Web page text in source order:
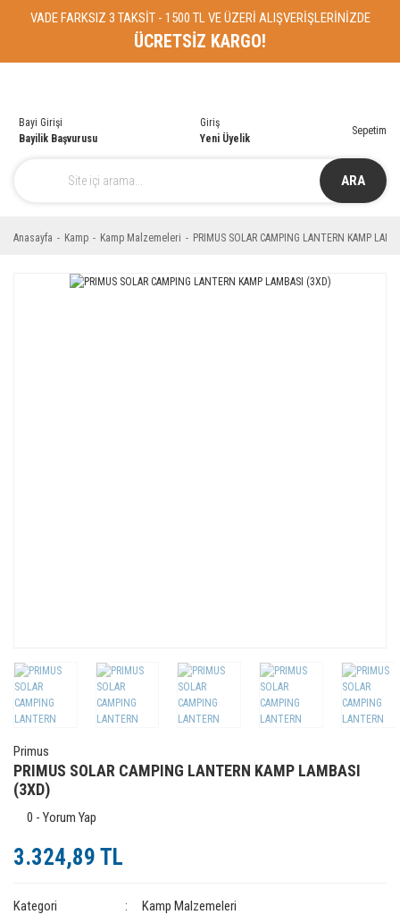
VADE FARKSIZ 3 TAKSİT - 1500 TL VE ÜZERİ ALIŞVERİŞLERİNİZDE
ÜCRETSİZ KARGO!
ARA
Bayi Girişi
Bayilik Başvurusu
Giriş
Yeni Üyelik
Sepetim
Anasayfa Kamp Kamp Malzemeleri PRIMUS SOLAR CAMPING LANTERN KAMP
Primus
PRIMUS SOLAR CAMPING LANTERN KAMP LAMBASI
(3XD)
0 - Yorum Yap
3.324,89 TL
Kategori
Kamp Malzemeleri